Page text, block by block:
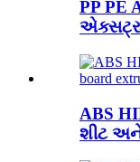
PP PE
ABS
શીટ